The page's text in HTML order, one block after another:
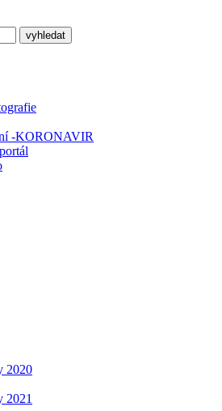
-KORONAVIR
2020
2021